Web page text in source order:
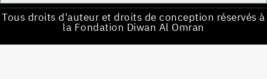
Tous droits d'auteur et droits de conception réservés à
la Fondation Diwan Al Omran